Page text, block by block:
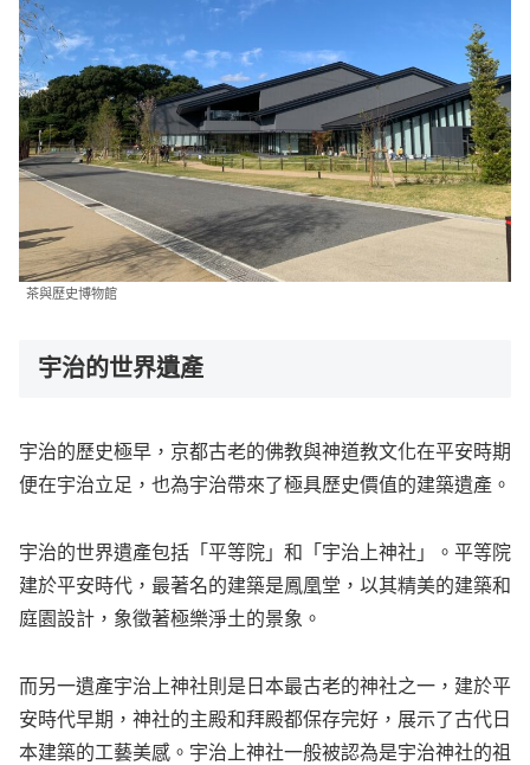
茶與歷史博物館
宇治的世界遺產
宇治的歷史極早，京都古老的佛教與神道教文化在平安時期
便在宇治立足，也為宇治帶來了極具歷史價值的建築遺產。
宇治的世界遺產包括「平等院」和「宇治上神社」。平等院
建於平安時代，最著名的建築是鳳凰堂，以其精美的建築和
庭園設計，象徵著極樂淨土的景象。
而另一遺產宇治上神社則是日本最古老的神社之一，建於平
安時代早期，神社的主殿和拜殿都保存完好，展示了古代日
本建築的工藝美感。宇治上神社一般被認為是宇治神社的祖